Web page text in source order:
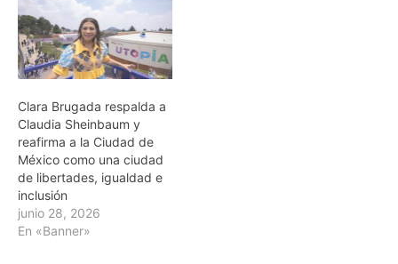
Clara Brugada respalda a
Claudia Sheinbaum y
reafirma a la Ciudad de
México como una ciudad
de libertades, igualdad e
inclusión
junio 28, 2026
En «Banner»